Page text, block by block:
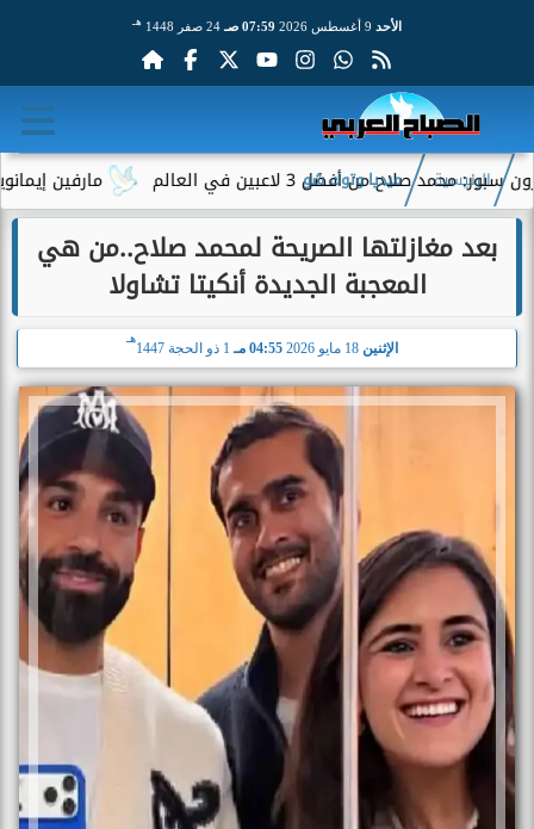
الأحد 07:59 صـ 24 صفر 1448 هـ
مارفين إيمانويل.. أفضل 3 لاعبين في العالم
الرئيسية ميديا وتوك شو
بعد مغازلتها الصريحة لمحمد صلاح..من هي
المعجبة الجديدة أنكيتا تشاولا
الإثنين 04:55 مـ 1 ذو الحجة 1447
هـ